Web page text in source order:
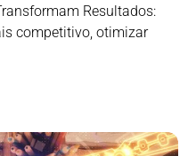
Resultados:
competitivo, otimizar